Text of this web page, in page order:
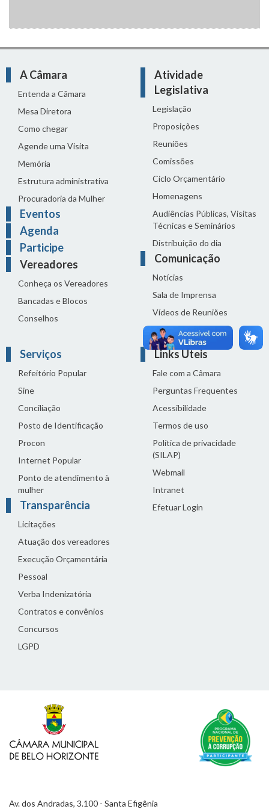
A Câmara
Entenda a Câmara
Mesa Diretora
Como chegar
Agende uma Visita
Memória
Estrutura administrativa
Procuradoria da Mulher
Eventos
Agenda
Participe
Vereadores
Conheça os Vereadores
Bancadas e Blocos
Conselhos
Atividade
Legislativa
Legislação
Proposições
Reuniões
Comissões
Ciclo Orçamentário
Homenagens
Audiências Públicas, Visitas
Técnicas e Seminários
Distribuição do dia
Comunicação
Notícias
Sala de Imprensa
Vídeos de Reuniões
Solenidades
Serviços
Refeitório Popular
Sine
Conciliação
Posto de Identificação
Procon
Internet Popular
Ponto de atendimento à
mulher
Transparência
Licitações
Atuação dos vereadores
Execução Orçamentária
Pessoal
Verba Indenizatória
Contratos e convênios
Concursos
LGPD
Links Úteis
Fale com a Câmara
Perguntas Frequentes
Acessibilidade
Termos de uso
Política de privacidade
(SILAP)
Webmail
Intranet
Efetuar Login
Av. dos Andradas, 3.100 - Santa Efigênia